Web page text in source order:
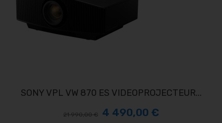
SONY VPL VW 870 ES VIDEOPROJECTEUR...
21 990,00 € 4 490,00 €